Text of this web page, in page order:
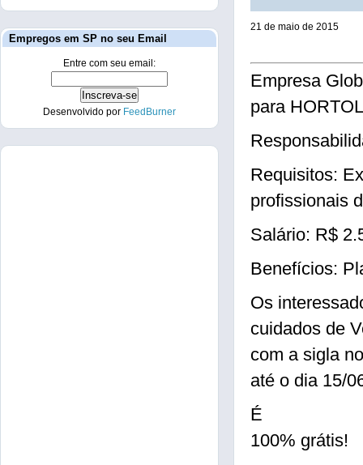
21 de maio de 2015
Empresa
para
Requisitos:
profissionais
Salário: R$
Benefícios:
Os
cuidados de
com a sigla
até o dia 15/
É
100% grátis!
Empregos em SP no seu Email
Entre com seu email:
Desenvolvido por FeedBurner